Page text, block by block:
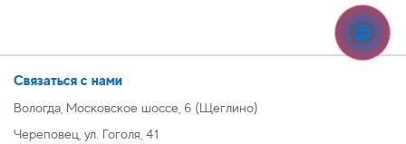
Связаться с нами
Вологда, Московское шоссе, 6 (Щеглино)
Череповец, ул. Гоголя, 41